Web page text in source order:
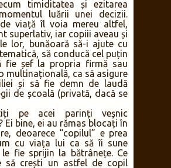
timiditatea și ezitarea
luării unei decizii.
viață îl voia mereu altfel,
superlativ, iar copiii aveau și
lor, bunăoară să-i ajute cu
să conducă cel puțin
fie șef la propria firmă sau
multinațională, ca să asigure
și să fie demn de laudă
de școală (privată, dacă se
pe acei parinți veșnic
Ei bine, ei au rămas blocați în
deoarece “copilul” e prea
cu viața lui ca să îi sune
fie sprijin la bătrânețe. Ce
să crești un astfel de copil